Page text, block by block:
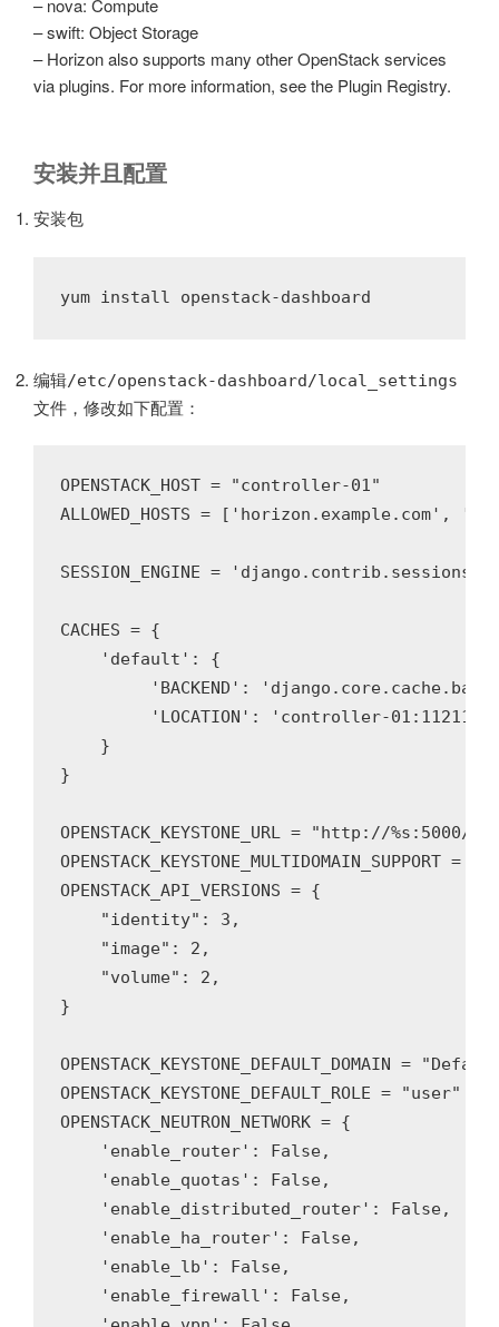
– swift: Object Storage
– Horizon also supports many other OpenStack services
via plugins. For more information, see the Plugin Registry.
安装并且配置
安装包
编辑/etc/openstack-dashboard/local_settings
文件，修改如下配置：
OPENSTACK_HOST = "controller-01"
ALLOWED_HOSTS = ['horizon.example.com',
SESSION_ENGINE =
CACHES = {
    'default': {
'BACKEND':
         'LOCATION': 'controller-01:11211',
    }
}
OPENSTACK_KEYSTONE_URL = "http://%s:5000/v3"
OPENSTACK_KEYSTONE_MULTIDOMAIN_SUPPORT =
OPENSTACK_API_VERSIONS = {
    "identity": 3,
    "image": 2,
    "volume": 2,
}
OPENSTACK_KEYSTONE_DEFAULT_DOMAIN =
OPENSTACK_KEYSTONE_DEFAULT_ROLE = "user"
OPENSTACK_NEUTRON_NETWORK = {
    'enable_router': False,
    'enable_quotas': False,
    'enable_distributed_router': False,
    'enable_ha_router': False,
    'enable_lb': False,
    'enable_firewall': False,